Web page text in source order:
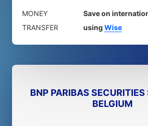
MONEY
TRANSFER
Save on
using Wise
BNP PARIBAS SECURITIES
BELGIUM